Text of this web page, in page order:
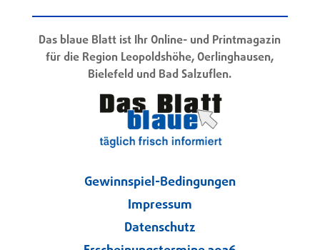
Das blaue Blatt ist Ihr Online- und Printmagazin
für die Region Leopoldshöhe, Oerlinghausen,
Bielefeld und Bad Salzuflen.
Gewinnspiel-Bedingungen
Impressum
Datenschutz